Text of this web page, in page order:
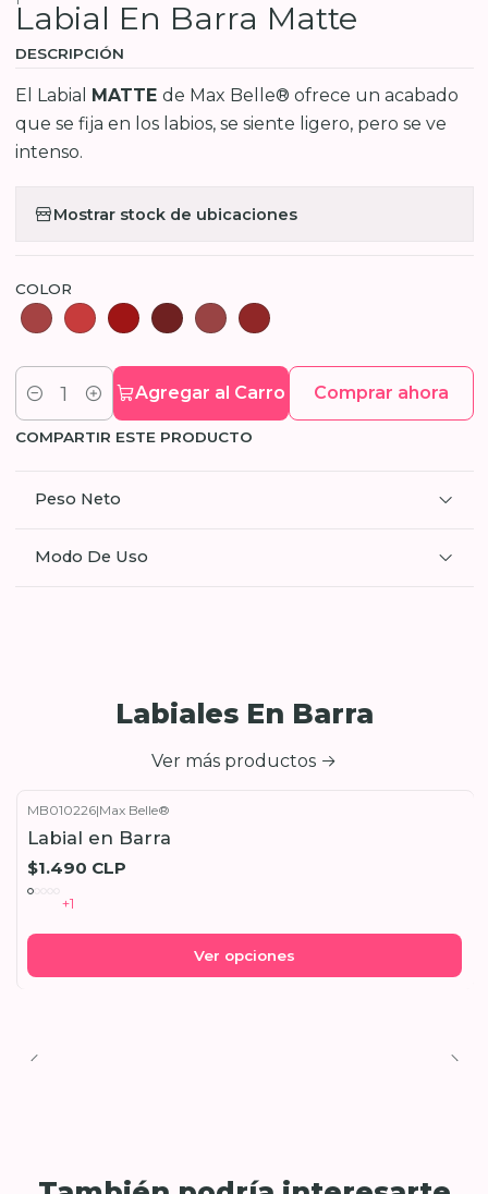
Labial En Barra Matte
DESCRIPCIÓN
El Labial MATTE de Max Belle® ofrece un acabado
que se fija en los labios, se siente ligero, pero se ve
intenso.
Mostrar stock de ubicaciones
COLOR
Cantidad
Agregar al Carro Comprar ahora
COMPARTIR ESTE PRODUCTO
Peso Neto
Modo De Uso
Labiales En Barra
Ver más productos
MB010226|Max Belle®
Labial en Barra
$1.490 CLP
+1
Ver opciones